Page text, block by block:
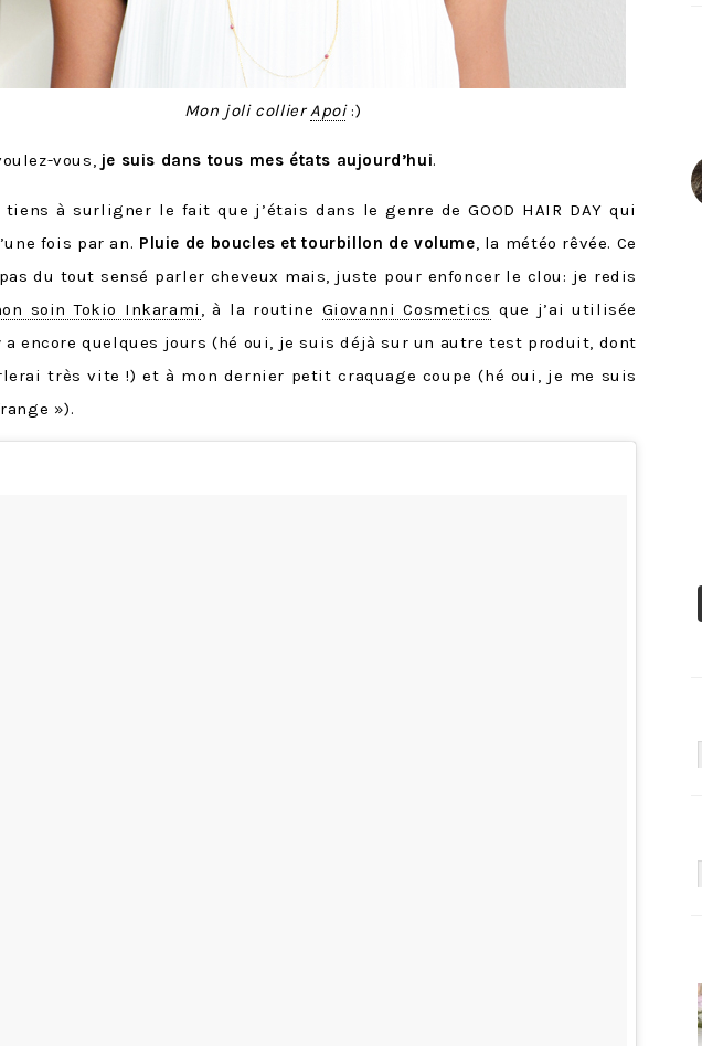
Mon joli collierApoi:)
vous, je suis dans tous mes états aujourd’hui.
tiens à surligner le fait que j’étais dans le genre de GOOD HAIR DAY qui
fois par an. Pluie de boucles et tourbillon de volume, la météo rêvée. Ce
du tout sensé parler cheveux mais, juste pour enfoncer le clou: je redis
soin Tokio Inkarami , à la routine Giovanni Cosmetics que j’ai utilisée
a encore quelques jours (hé oui, je suis déjà sur un autre test produit, dont
très vite !) et à mon dernier petit craquage coupe (hé oui, je me suis
»).